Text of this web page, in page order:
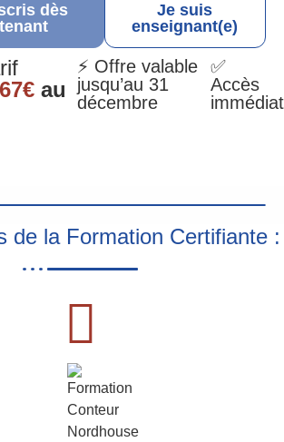
dès
Je suis
enseignant(e)
67€ au
⚡ Offre valable
jusqu’au 31
décembre
✅
Accès
immédiat
de la Formation Certifiante :